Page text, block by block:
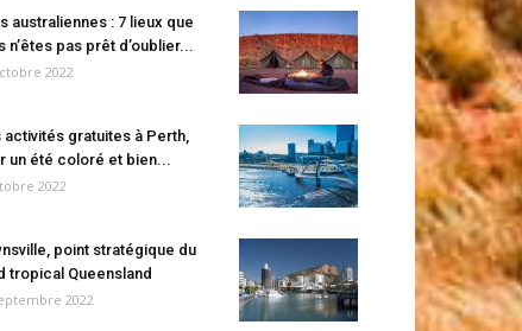
australiennes : 7 lieux que
n’êtes pas prêt d’oublier...
2022
activités gratuites à Perth,
un été coloré et bien...
2022
point stratégique du
tropical Queensland
2022